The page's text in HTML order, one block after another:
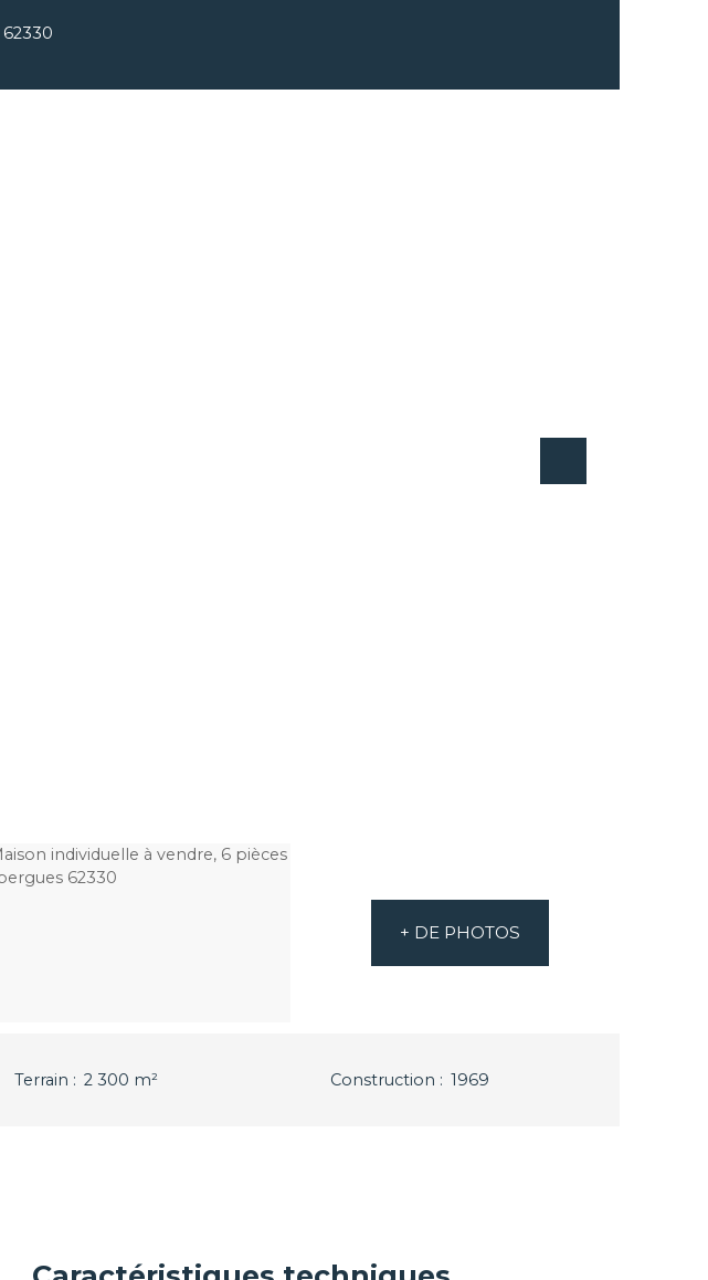
+ DE PHOTOS
Terrain : 2 300 m² Construction : 1969